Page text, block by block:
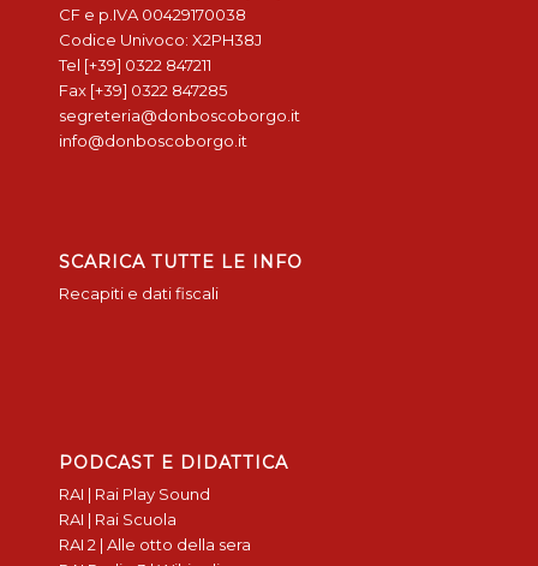
CF e p.IVA 00429170038
Codice Univoco: X2PH38J
Tel [+39] 0322 847211
Fax [+39] 0322 847285
segreteria@donboscoborgo.it
info@donboscoborgo.it
SCARICA TUTTE LE INFO
Recapiti e dati fiscali
PODCAST E DIDATTICA
RAI | Rai Play Sound
RAI | Rai Scuola
RAI 2 | Alle otto della sera